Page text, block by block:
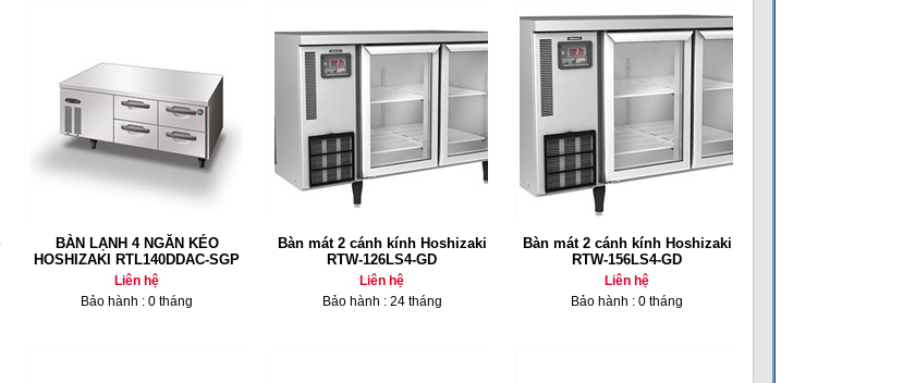
BÀN LẠNH 4 NGĂN KÉO
HOSHIZAKI RTL140DDAC-SGP
Liên hệ
Bảo hành : 0 tháng
Bàn mát 2 cánh kính Hoshizaki
RTW-126LS4-GD
Liên hệ
Bảo hành : 24 tháng
Bàn mát 2 cánh kính Hoshizaki
RTW-156LS4-GD
Liên hệ
Bảo hành : 0 tháng